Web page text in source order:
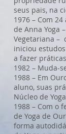
seus pais, na
1976 – Com
de Anna Yoga
Vegetariana –
iniciou
a fazer
1982 – Muda-
1988 – Em
aluno, suas
Núcleo de
1988 – Com o
de Yoga de
forma